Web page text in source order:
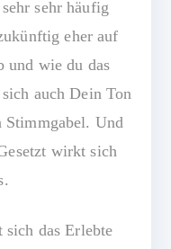
sehr häufig
eher auf
und wie du das
auch Dein Ton
Stimmgabel. Und
wirkt sich
sich das Erlebte